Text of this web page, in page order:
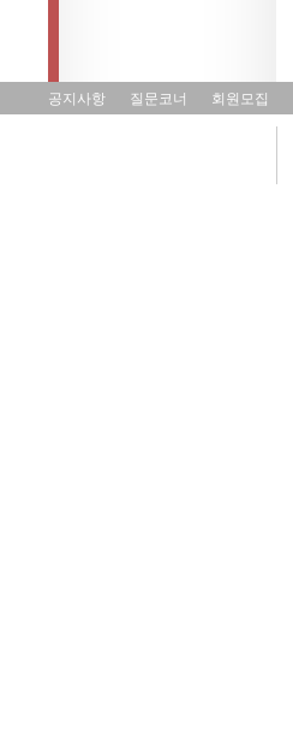
공지사항 질문코너 회원모집